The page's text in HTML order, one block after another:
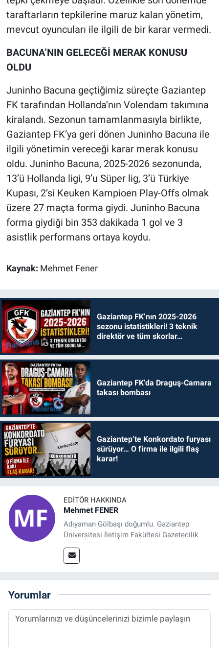
taraftarların tepkilerine maruz kalan yönetim,
mevcut oyuncuları ile ilgili de bir karar vermedi.
BACUNA’NIN GELECEĞİ MERAK KONUSU
OLDU
Juninho Bacuna geçtiğimiz süreçte Gaziantep
FK tarafından Hollanda’nın Volendam takımına
kiralandı. Sezonun tamamlanmasıyla birlikte,
Gaziantep FK’ya geri dönen Juninho Bacuna ile
ilgili yönetimin vereceği karar merak konusu
oldu. Juninho Bacuna, 2025-2026 sezonunda,
13’ü Hollanda ligi, 9’u Süper lig, 3’ü Türkiye
Kupası, 2’si Keuken Kampioen Play-Offs olmak
üzere 27 maçta forma giydi. Juninho Bacuna
forma giydiği bin 353 dakikada 1 gol ve 3
asistlik performans ortaya koydu.
Kaynak: Mehmet Fener
Gaziantep FK’nın 2025-2026
sezonu istatistikleri! 3 teknik
direktör ve tüm skorlar…
Gaziantep FK’da Draguş-Camara
takası bombası
Gaziantep’te Konkordato furyası
sürüyor… O firma ile ilgili flaş
karar!
EDITÖR HAKKINDA
Mehmet FENER
Adıyaman Gölbaşı doğumlu. Gaziantep
Üniversitesi İletişim Fakültesi Gazetecilik
Bölümü’nden mezun oldu. 2019 yılında
başladığı gazetecilik mesleğinde, muhabir,
Sorumlu Haber Editörü' olarak devam
etmektedir.
Yorumlar